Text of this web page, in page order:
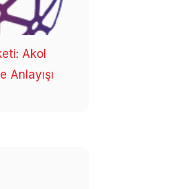
Akol
Anlayışı